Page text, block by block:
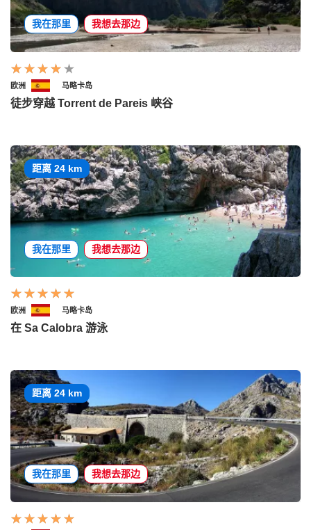
我在那里 我想去那边
欧洲 马略卡岛
徒步穿越 Torrent de Pareis 峡谷
距离 24 km
我在那里 我想去那边
欧洲 马略卡岛
在 Sa Calobra 游泳
距离 24 km
我在那里 我想去那边